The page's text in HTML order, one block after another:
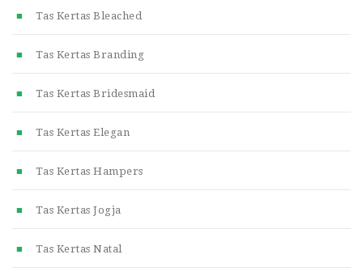
Tas Kertas Bleached
Tas Kertas Branding
Tas Kertas Bridesmaid
Tas Kertas Elegan
Tas Kertas Hampers
Tas Kertas Jogja
Tas Kertas Natal